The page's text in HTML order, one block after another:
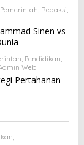
Pemerintah, Redaksi,
Sinen vs
, Pendidikan,
Web
Pertahanan
,